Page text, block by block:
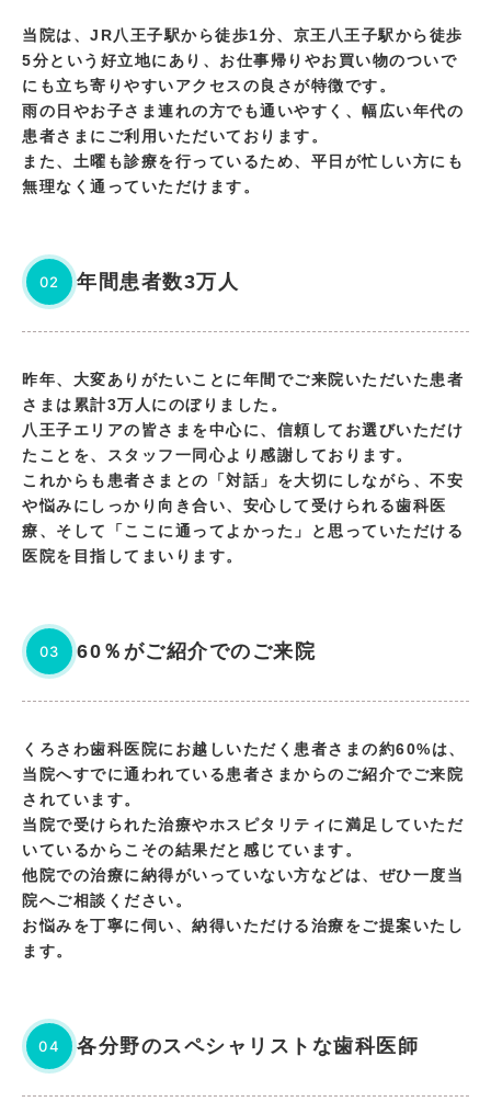
当院は、JR八王子駅から徒歩1分、京王八王子駅から徒歩
5分という好立地にあり、お仕事帰りやお買い物のついで
にも立ち寄りやすいアクセスの良さが特徴です。
雨の日やお子さま連れの方でも通いやすく、幅広い年代の
患者さまにご利用いただいております。
また、土曜も診療を行っているため、平日が忙しい方にも
無理なく通っていただけます。
02 年間患者数3万人
昨年、大変ありがたいことに年間でご来院いただいた患者
さまは累計3万人にのぼりました。
八王子エリアの皆さまを中心に、信頼してお選びいただけ
たことを、スタッフ一同心より感謝しております。
これからも患者さまとの「対話」を大切にしながら、不安
や悩みにしっかり向き合い、安心して受けられる歯科医
療、そして「ここに通ってよかった」と思っていただける
医院を目指してまいります。
03 60％がご紹介でのご来院
くろさわ歯科医院にお越しいただく患者さまの約60%は、
当院へすでに通われている患者さまからのご紹介でご来院
されています。
当院で受けられた治療やホスピタリティに満足していただ
いているからこその結果だと感じています。
他院での治療に納得がいっていない方などは、ぜひ一度当
院へご相談ください。
お悩みを丁寧に伺い、納得いただける治療をご提案いたし
ます。
04 各分野のスペシャリストな歯科医師